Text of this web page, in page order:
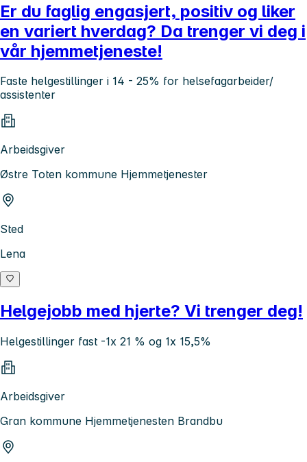
Er du faglig engasjert, positiv og liker
en variert hverdag? Da trenger vi deg i
vår hjemmetjeneste!
Faste helgestillinger i 14 - 25% for helsefagarbeider/
assistenter
Arbeidsgiver
Østre Toten kommune Hjemmetjenester
Sted
Lena
Helgejobb med hjerte? Vi trenger deg!
Helgestillinger fast -1x 21 % og 1x 15,5%
Arbeidsgiver
Gran kommune Hjemmetjenesten Brandbu